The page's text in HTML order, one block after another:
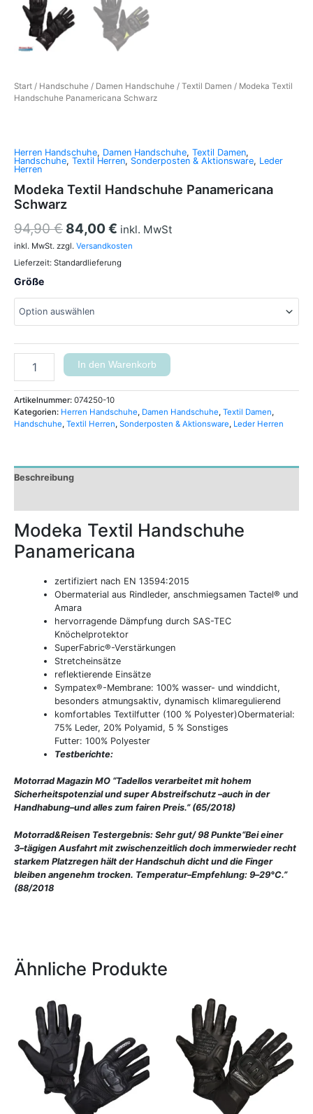
Start / Handschuhe / Damen Handschuhe / Textil Damen / Modeka Textil
Handschuhe Panamericana Schwarz
Herren Handschuhe, Damen Handschuhe, Textil Damen,
Handschuhe, Textil Herren, Sonderposten & Aktionsware, Leder
Herren
Modeka Textil Handschuhe Panamericana
Schwarz
94,90€ 84,00€ inkl. MwSt
inkl. MwSt. zzgl. Versandkosten
Lieferzeit: Standardlieferung
Größe
In den Warenkorb
Artikelnummer: 074250-10
Kategorien: Herren Handschuhe, Damen Handschuhe, Textil Damen,
Handschuhe, Textil Herren, Sonderposten & Aktionsware, Leder Herren
Beschreibung
Modeka Textil Handschuhe
Panamericana
zertifiziert nach EN 13594:2015
Obermaterial aus Rindleder, anschmiegsamen Tactel® und
Amara
hervorragende Dämpfung durch SAS-TEC
Knöchelprotektor
SuperFabric®-Verstärkungen
Stretcheinsätze
reflektierende Einsätze
Sympatex®-Membrane: 100% wasser- und winddicht,
besonders atmungsaktiv, dynamisch klimaregulierend
komfortables Textilfutter (100 % Polyester)Obermaterial:
75% Leder, 20% Polyamid, 5 % Sonstiges
Futter: 100% Polyester
Testberichte:
Motorrad Magazin MO “Tadellos verarbeitet mit hohem
Sicherheitspotenzial und super Abstreifschutz –auch in der
Handhabung–und alles zum fairen Preis.” (65/2018)
Motorrad&Reisen Testergebnis: Sehr gut/ 98 Punkte“Bei einer
3–tägigen Ausfahrt mit zwischenzeitlich doch immerwieder recht
starkem Platzregen hält der Handschuh dicht und die Finger
bleiben angenehm trocken. Temperatur–Empfehlung: 9–29°C.”
(88/2018
Ähnliche Produkte
mehrere
Varianten
auf.
Die
Optionen
mehrere
auf.
Die